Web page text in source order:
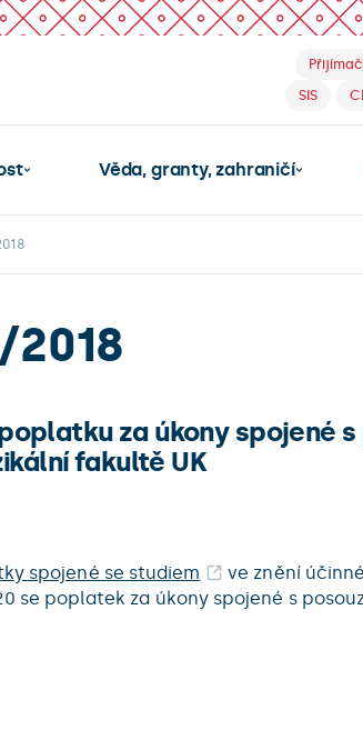
SIS
Věda, granty, zahraničí
za úkony spojené
fakultě UK
spojené se studiem
ve znění
se poplatek za úkony spojené s